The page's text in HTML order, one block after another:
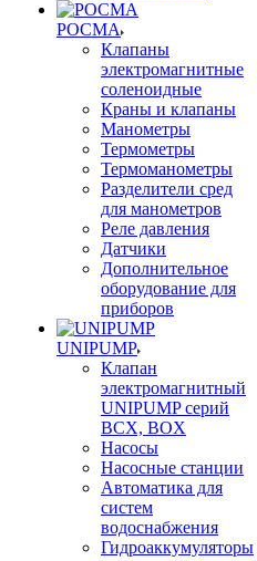
РОСМА
Клапаны
электромагнитные
соленоидные
Краны и клапаны
Манометры
Термометры
Термоманометры
Разделители сред
для манометров
Реле давления
Датчики
Дополнительное
оборудование для
приборов
UNIPUMP
Клапан
электромагнитный
UNIPUMP серий
BCX, BOX
Насосы
Насосные станции
Автоматика для
систем
водоснабжения
Гидроаккумуляторы